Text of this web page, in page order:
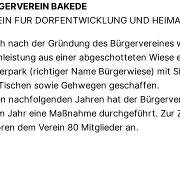
BAKEDE
FUR DORFENTWICKLUNG UND
nach der Gründung des Bürgervereines
aus einer abgeschotteten Wiese
(richtiger Name Bürgerwiese) mit
sowie Gehwegen geschaffen.
nachfolgenden Jahren hat der
Jahr eine Maßnahme durchgeführt. Zur
dem Verein 80 Mitglieder an.